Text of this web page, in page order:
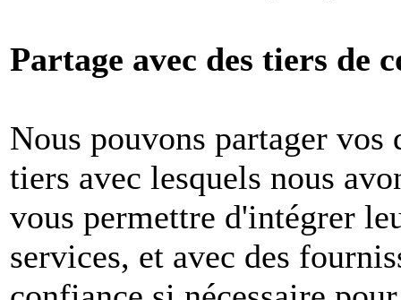
Partage avec des tiers de
Nous pouvons partager vos
tiers avec lesquels nous
vous permettre d'intégrer
services, et avec des